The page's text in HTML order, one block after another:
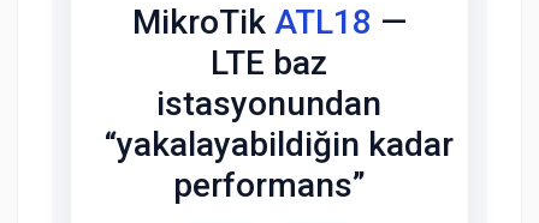
MikroTik ATL18 —
LTE baz
istasyonundan
“yakalayabildiğin kadar
performans”